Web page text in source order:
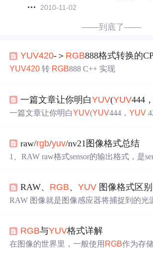
2010-11-02
——到底了——
YUV420-＞ RGB888格式转换的
YUV420 转 RGB888 C++ 实现
一篇文章让你明白YUV(YUV444
一篇文章让你明白YUV(YUV444，YUV
式为(bmp,jpg,png,tif等等) 2、什么是视频
像头捕捉到某个时间段的图像，经过加工
图 Created with Raphaël 2.2.0
raw/rgb/yuv/nv21图像格式总结
1、RAW raw格式sensor的输出格式，是
种: GRBG, RGGB, BGGR, GBRG raw数
的格式: raw8, raw10, raw12 2、RGB rgb
用16位表示， RGB分量分别使用5位、5位
RAW、 RGB、YUV 图像格式区别
RAW 图像就是图像感应器将捕捉到的光
一种色彩空间，通过用三原色 R、G、B
组合来表示某一种具体的颜色。YUV是
RGB与YUV格式详解
在图像的世界里，一般使用 RGB作为存